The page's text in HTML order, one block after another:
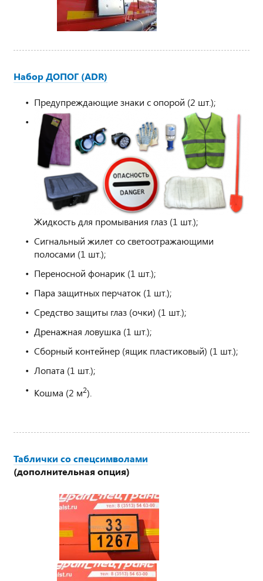
Набор ДОПОГ (ADR)
Предупреждающие знаки с опорой (2 шт.);
Жидкость для промывания глаз (1 шт.);
Сигнальный жилет со светоотражающими
полосами (1 шт.);
Переносной фонарик (1 шт.);
Пара защитных перчаток (1 шт.);
Средство защиты глаз (очки) (1 шт.);
Дренажная ловушка (1 шт.);
Сборный контейнер (ящик пластиковый) (1 шт.);
Лопата (1 шт.);
Кошма (2 м2).
Таблички со спецсимволами
(дополнительная опция)